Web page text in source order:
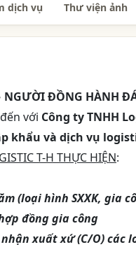
dịch vụ Thư viện ảnh
NGƯỜI ĐỒNG HÀNH
với Công ty TNHH
khẩu và dịch vụ
T-H THỰC HIỆN:
(loại hình SXXK, gia
đồng gia công
xuất xứ (C/O) các